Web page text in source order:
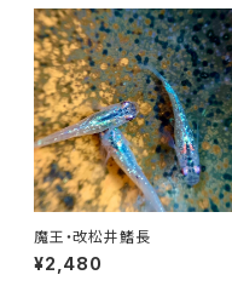
魔王・改松井鰭長
¥2,480